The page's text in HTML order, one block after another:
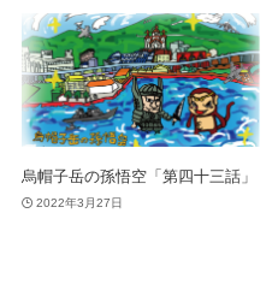
烏帽子岳の孫悟空「第四十三話」
2022年3月27日